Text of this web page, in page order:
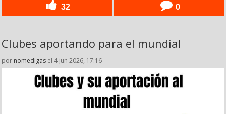
32 0
Clubes aportando para el mundial
por nomedigas el 4 jun 2026, 17:16